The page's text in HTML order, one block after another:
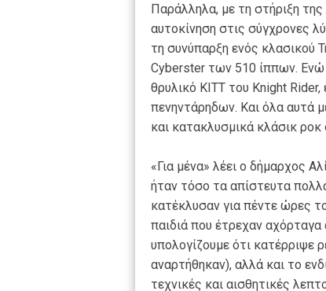
Παράλληλα, με τη στήριξη
αυτοκίνηση στις σύγχρονες
τη συνύπαρξη ενός κλασικού
Cyberster των 510 ίππων. Ενώ
θρυλικό KITT του Knight
πενηντάρηδων. Και όλα αυτά
και κατακλυσμικά κλάσικ ροκ
«Για μένα» λέει ο δήμαρχος
ήταν τόσο τα απίστευτα
κατέκλυσαν για πέντε ώρες
παιδιά που έτρεχαν αχόρταγα
υπολογίζουμε ότι κατέρριψε
αναρτήθηκαν), αλλά και το
τεχνικές και αισθητικές